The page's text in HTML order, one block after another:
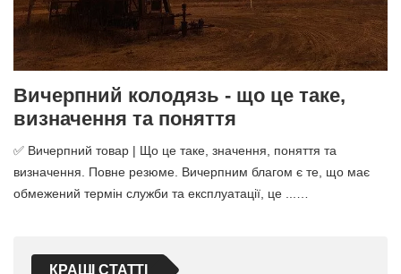
Вичерпний колодязь - що це таке,
визначення та поняття
✅ Вичерпний товар | Що це таке, значення, поняття та
визначення. Повне резюме. Вичерпним благом є те, що має
обмежений термін служби та експлуатації, це ...…
КРАЩІ СТАТТІ